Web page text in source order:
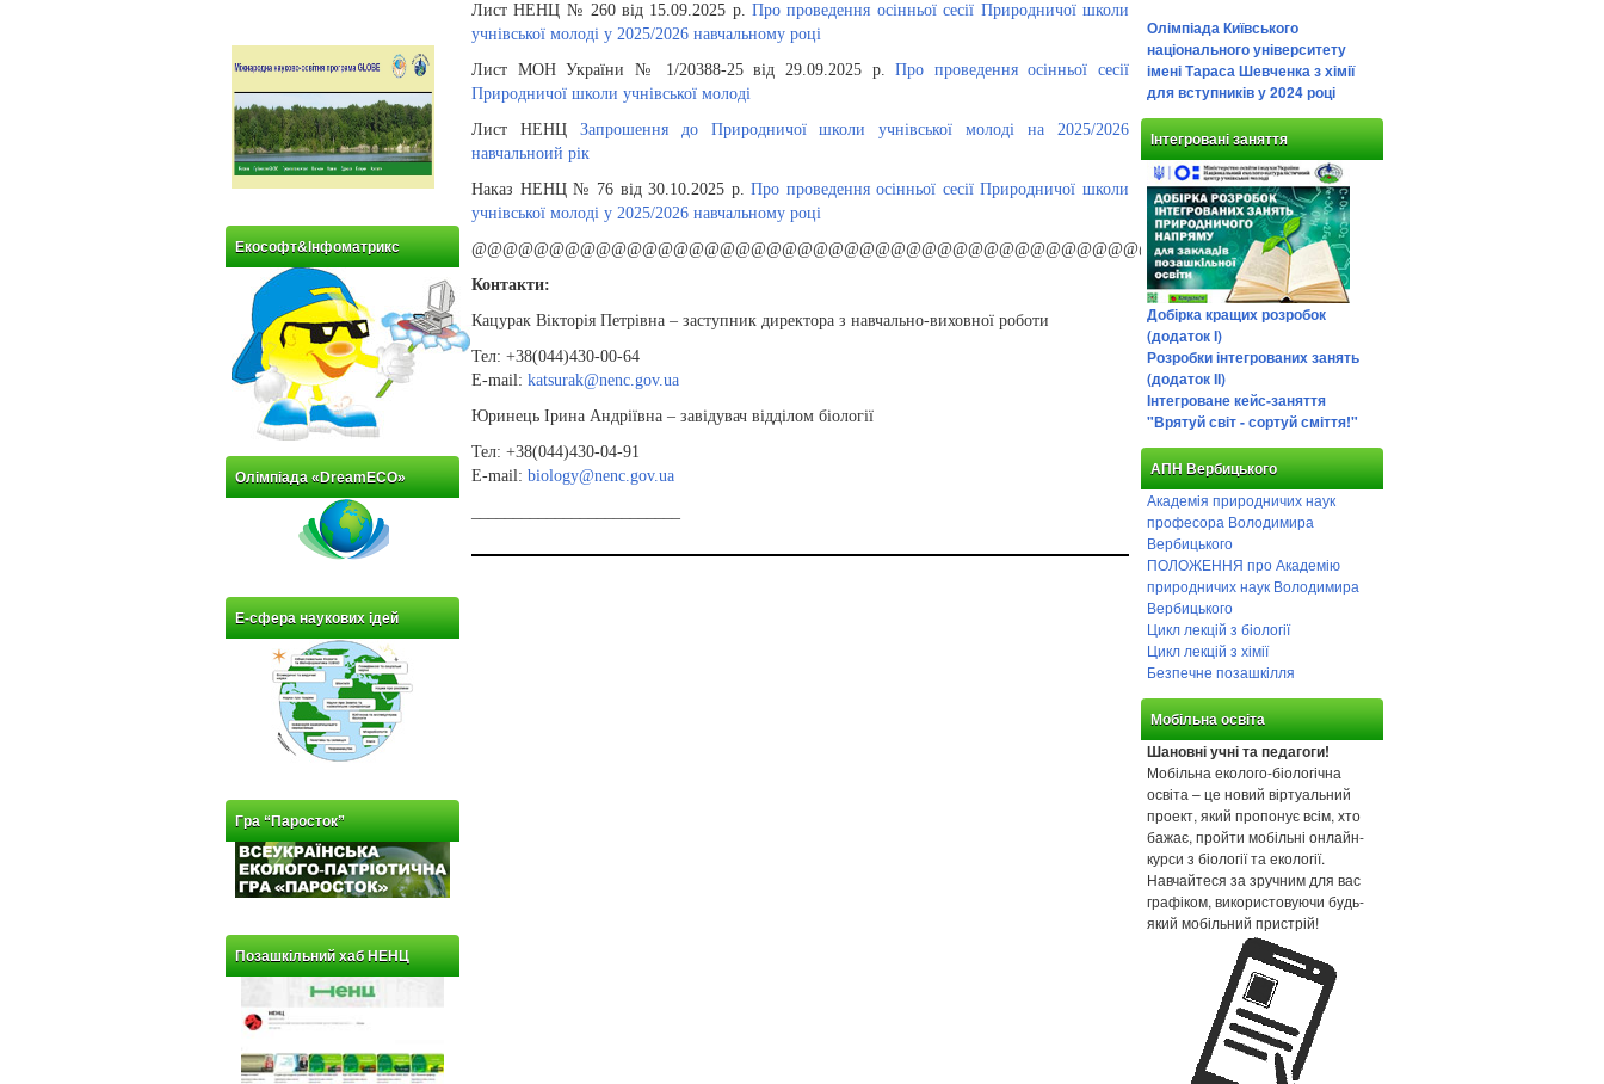
Екософт&Інфоматрикс
Олімпіада «DreamECO»
Е-сфера наукових ідей
Гра “Паросток”
Позашкільний хаб НЕНЦ
Лист НЕНЦ № 260 від 15.09.2025 р.Про проведення осінньої сесії Природничої школи
учнівської молоді у 2025/2026 навчальному році
Лист МОН України № 1/20388-25 від 29.09.2025 р.Про проведення осінньої сесії
Природничої школи учнівської молоді
Лист НЕНЦ Запрошення до Природничої школи учнівської молоді на 2025/2026
навчальноий рік
Наказ НЕНЦ № 76 від 30.10.2025 р.Про проведення осінньої сесії Природничої школи
учнівської молоді у 2025/2026 навчальному році
@@@@@@@@@@@@@@@@@@@@@@@@@@@@@@@@@@@@@@@@@@@@@@@
Контакти:
Кацурак Вікторія Петрівна – заступник директора з навчально-виховної роботи
Тел: +38(044)430-00-64
E-mail: katsurak@nenc.gov.ua
Юринець Ірина Андріївна – завідувач відділом біології
Тел: +38(044)430-04-91
E-mail: biology@nenc.gov.ua
Олімпіада Київського
національного університету
імені Тараса Шевченка з хімії
для вступників у 2024 році
Інтегровані заняття
Добірка кращих розробок
(додаток І)
Розробки інтегрованих занять
(додаток ІІ)
Інтегроване кейс-заняття
"Врятуй світ - сортуй сміття!"
АПН Вербицького
Академія природничих наук
професора Володимира
Вербицького
ПОЛОЖЕННЯ про Академію
природничих наук Володимира
Вербицького
Цикл лекцій з біології
Цикл лекцій з хімії
Безпечне позашкілля
Мобільна освіта
Шановні учні та педагоги!
Мобільна еколого-біологічна
освіта – це новий віртуальний
проект, який пропонує всім, хто
бажає, пройти мобільні онлайн-
курси з біології та екології.
Навчайтеся за зручним для вас
графіком, використовуючи будь-
який мобільний пристрій!